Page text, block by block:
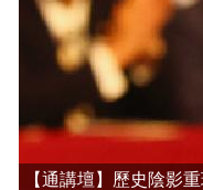
【通講壇】歷史陰影